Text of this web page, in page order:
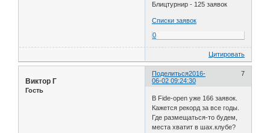
Блицтурнир - 125 заявок
Списки заявок
0
Цитировать
Поделиться 7
2016-
06-02 09:24:30
Виктор Г
Гость
В Fide-open уже 166 заявок.
Кажется рекорд за все годы.
Где размещаться-то будем,
места хватит в шах.клубе?